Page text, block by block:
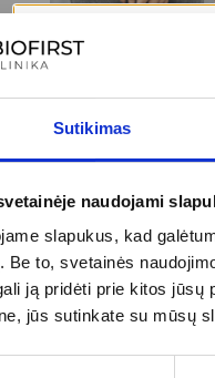
Sutikimas
naudojami
slapukus, kad
Be to, svetainės
ją pridėti prie kitos jūsų
jūs sutinkate su mūsų
moterų